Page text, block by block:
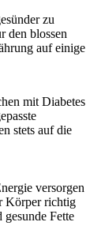
zu
den blossen
auf einige
mit Diabetes
stets auf die
versorgen
Körper richtig
Fette